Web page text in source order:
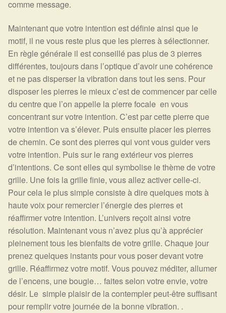
Détails du compte
Commandes
Panier
comme message.
Maintenant que votre intention est définie ainsi que le
motif, il ne vous reste plus que les pierres à sélectionner.
En règle générale il est conseillé pas plus de 3 pierres
différentes, toujours dans l’optique d’avoir une cohérence
et ne pas disperser la vibration dans tout les sens. Pour
disposer les pierres le mieux c’est de commencer par celle
du centre que l’on appelle la pierre focale en vous
concentrant sur votre intention. C’est par cette pierre que
votre intention va s’élever. Puis ensuite placer les pierres
de chemin. Ce sont des pierres qui vont vous guider vers
votre intention. Puis sur le rang extérieur vos pierres
d’intentions. Ce sont elles qui symbolise le thème de votre
grille. Une fois la grille finie, vous allez activer celle-ci.
Pour cela le plus simple consiste à dire quelques mots à
haute voix pour remercier l’énergie des pierres et
réaffirmer votre intention. L’univers reçoit ainsi votre
résolution. Maintenant vous n’avez plus qu’à apprécier
pleinement tous les bienfaits de votre grille. Chaque jour
prenez quelques instants pour vous poser devant votre
grille. Réaffirmez votre motif. Vous pouvez méditer, allumer
de l’encens, une bougie… faites selon votre envie, votre
désir. Le simple plaisir de la contempler peut-être suffisant
pour remplir votre journée de la bonne vibration. .